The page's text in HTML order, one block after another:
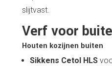
slijtvast.
Verf voor
Houten kozijnen buiten
Sikkens Cetol HLS